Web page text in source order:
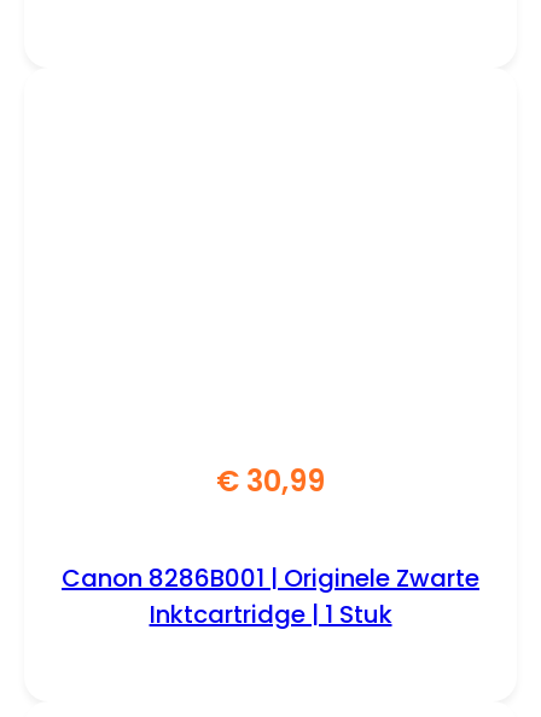
€ 30,99
Canon 8286B001 | Originele Zwarte
Inktcartridge | 1 Stuk